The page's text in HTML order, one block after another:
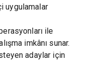
uygulamalar
ile
imkânı sunar.
adaylar için